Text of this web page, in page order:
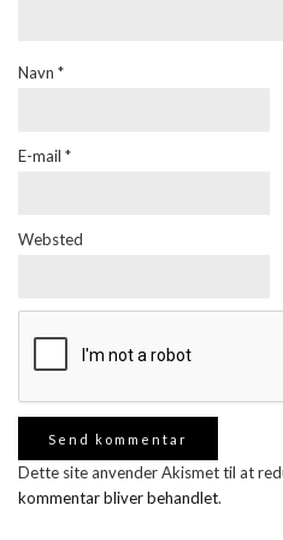
Navn *
E-mail *
Websted
Dette site anvender Akismet til at
kommentar bliver behandlet.